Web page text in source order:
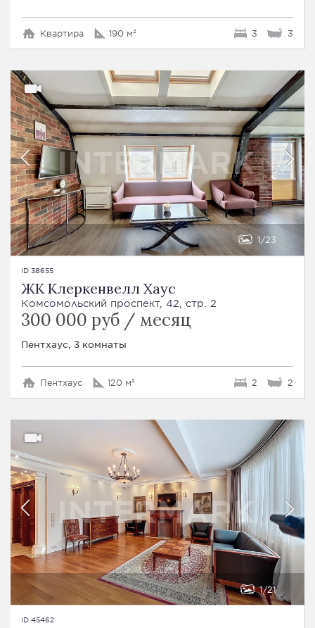
Квартира 190 м² 3 3
1 23
ID 38655
ЖК Клеркенвелл Хаус
Комсомольский проспект, 42, стр. 2
300 000 руб / месяц
Пентхаус, 3 комнаты
Пентхаус 120 м² 2 2
1 21
ID 45462